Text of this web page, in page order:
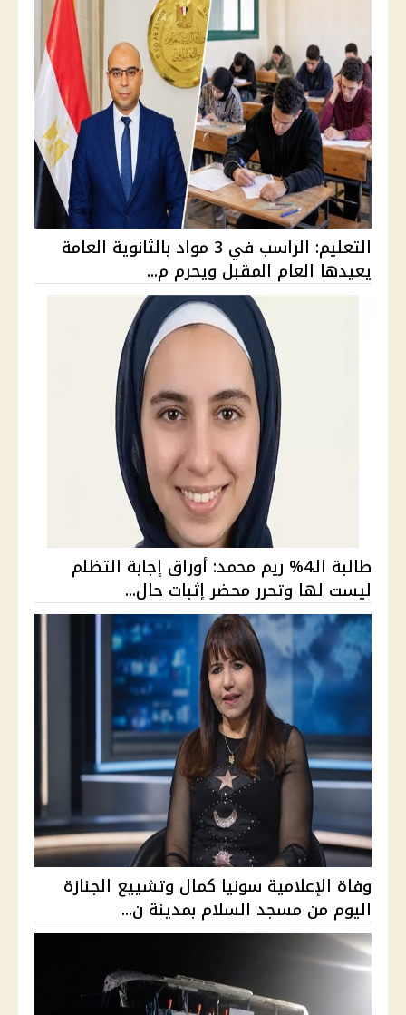
التعليم: الراسب في 3 مواد بالثانوية العامة
يعيدها العام المقبل ويحرم م...
طالبة الـ4% ريم محمد: أوراق إجابة التظلم
ليست لها وتحرر محضر إثبات حال...
وفاة الإعلامية سونيا كمال وتشييع الجنازة
اليوم من مسجد السلام بمدينة ن...